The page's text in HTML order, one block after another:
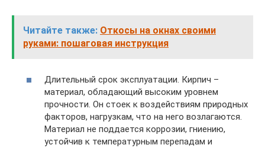
Читайте также: Откосы на окнах своими
руками: пошаговая инструкция
Длительный срок эксплуатации. Кирпич –
материал, обладающий высоким уровнем
прочности. Он стоек к воздействиям природных
факторов, нагрузкам, что на него возлагаются.
Материал не поддается коррозии, гниению,
устойчив к температурным перепадам и